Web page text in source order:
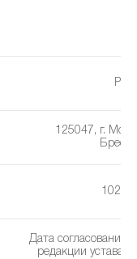
125047, г.
Дата согласования
редакции устава: